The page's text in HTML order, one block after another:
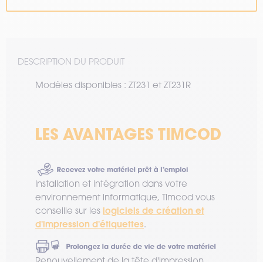
DESCRIPTION DU PRODUIT
Modèles disponibles : ZT231 et ZT231R
Installation et intégration dans votre
environnement informatique, Timcod vous
conseille sur les logiciels de création et
d'impression d'étiquettes.